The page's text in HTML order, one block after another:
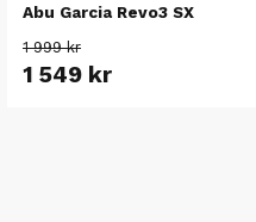
Abu Garcia Revo3 SX
1 999 kr
1 549 kr